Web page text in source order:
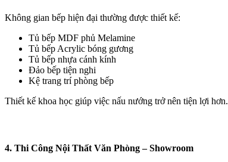
Không gian bếp hiện đại thường được thiết kế:
Tủ bếp MDF phủ Melamine
Tủ bếp Acrylic bóng gương
Tủ bếp nhựa cánh kính
Đảo bếp tiện nghi
Kệ trang trí phòng bếp
Thiết kế khoa học giúp việc nấu nướng trở nên tiện lợi hơn.
4. Thi Công Nội Thất Văn Phòng – Showroom